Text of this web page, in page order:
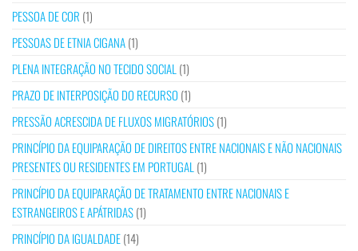
PESSOA DE COR (1)
PESSOAS DE ETNIA CIGANA(1)
PLENA INTEGRAÇÃO NO TECIDO SOCIAL (1)
PRAZO DE INTERPOSIÇÃO DO RECURSO (1)
PRESSÃO ACRESCIDA DE FLUXOS MIGRATÓRIOS(1)
PRINCÍPIO DA EQUIPARAÇÃO DE DIREITOS ENTRE NACIONAIS E NÃO NACIONAIS
PRESENTES OU RESIDENTES EM PORTUGAL (1)
PRINCÍPIO DA EQUIPARAÇÃO DE TRATAMENTO ENTRE NACIONAIS E
ESTRANGEIROS E APÁTRIDAS(1)
PRINCÍPIO DA IGUALDADE(14)